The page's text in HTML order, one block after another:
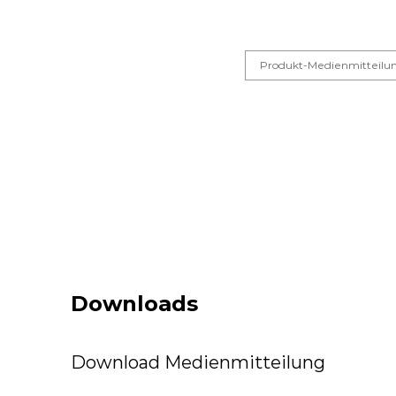
Produkt-
Downloads
Download Medienmitteilung